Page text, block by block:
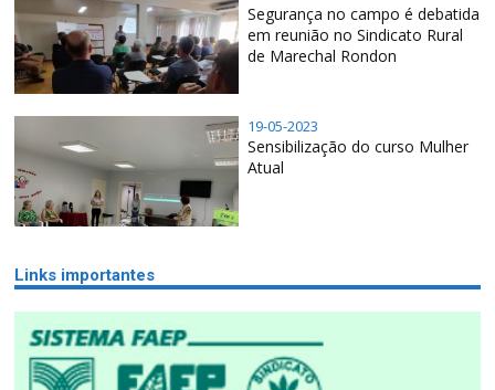
Segurança no campo é debatida
em reunião no Sindicato Rural
de Marechal Rondon
19-05-2023
Sensibilização do curso Mulher
Atual
Links importantes